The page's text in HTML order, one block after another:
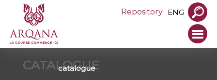
Repository ENG
CATALOGUE
catalogue